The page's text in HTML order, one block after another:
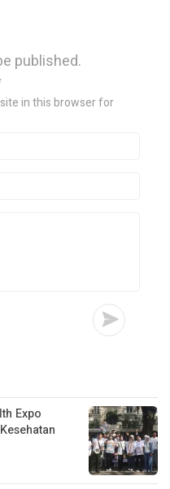
published.
in this browser for
Expo